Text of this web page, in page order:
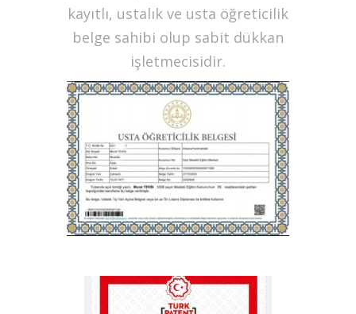
kayıtlı, ustalık ve usta öğreticilik
belge sahibi olup sabit dükkan
işletmecisidir.